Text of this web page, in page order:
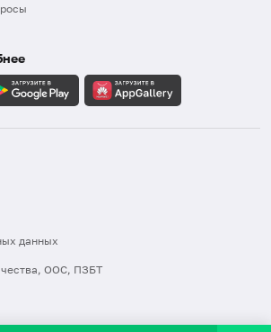
данных
ООС, ПЗБТ